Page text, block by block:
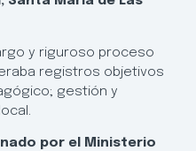
y riguroso proceso
registros objetivos
gestión y
por el Ministerio